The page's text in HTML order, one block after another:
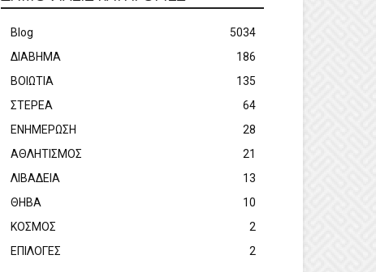
Blog
5034
ΔΙΑΒΗΜΑ
186
ΒΟΙΩΤΙΑ
135
ΣΤΕΡΕΑ
64
ΕΝΗΜΕΡΩΣΗ
28
ΑΘΛΗΤΙΣΜΟΣ
21
ΛΙΒΑΔΕΙΑ
13
ΘΗΒΑ
10
ΚΟΣΜΟΣ
2
ΕΠΙΛΟΓΕΣ
2